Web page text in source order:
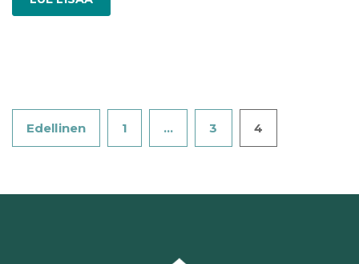
Artikkelien
Edellinen 1 … 3 4